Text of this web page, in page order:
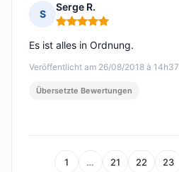
S
Serge R.
Hinweis: 5 von 5
Veröffentlicht am 26/08/2018 à 14h37
Es ist alles in Ordnung.
Übersetzte Bewertungen
1 … 21 22 23